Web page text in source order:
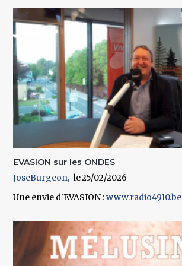
EVASION sur les ONDES
JoseBurgeon
25/02/2026
Une envie d'EVASION :www.radio4910.be